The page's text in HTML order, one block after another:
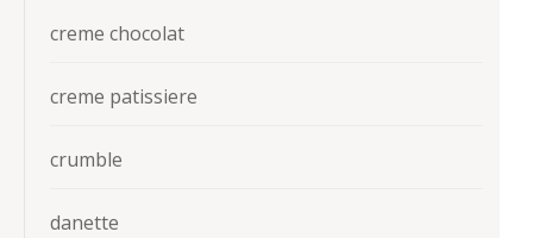
creme chocolat
creme patissiere
crumble
danette